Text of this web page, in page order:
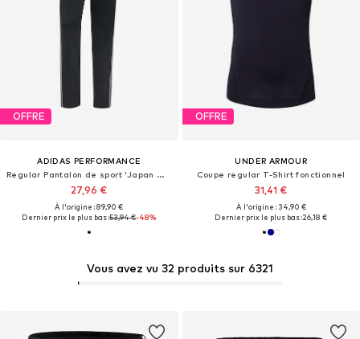
OFFRE
ADIDAS PERFORMANCE
Regular Pantalon de sport 'Japan Originals'
27,96 €
À l'origine : 89,90 €
Dernier prix le plus bas :53,94 €-48%
OFFRE
UNDER ARMOUR
Coupe regular T-Shirt fonctionnel
31,41 €
À l'origine : 34,90 €
Dernier prix le plus bas :26,18 €
Vous avez vu 32 produits sur 6321